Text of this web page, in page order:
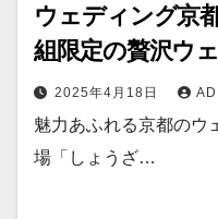
ウェディング京
組限定の贅沢ウ
2025年4月18日
魅力あふれる京都のウ
場「しょうざ…